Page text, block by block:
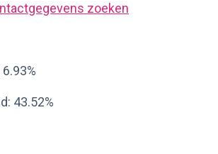
zoeken
43.52%